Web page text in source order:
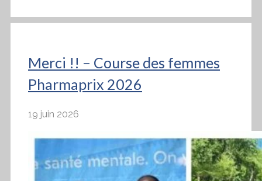
Merci !! – Course des femmes
Pharmaprix 2026
19 juin 2026